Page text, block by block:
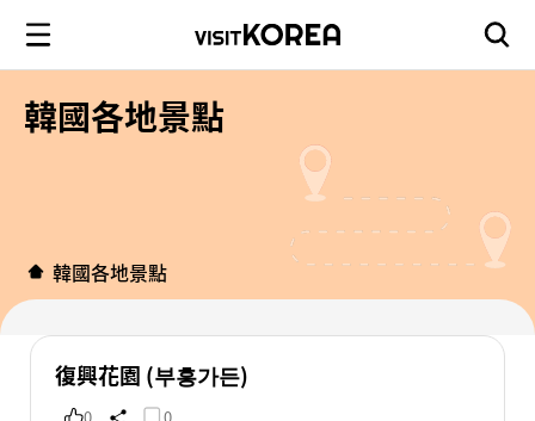
韓國各地景點
韓國各地景點
復興花園 (부흥가든)